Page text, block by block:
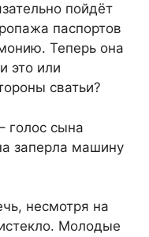
пойдёт
паспортов
Теперь она
это или
сватьи?
голос сына
заперла машину
несмотря на
Молодые